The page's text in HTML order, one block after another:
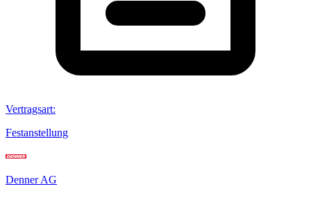
Vertragsart:
Festanstellung
Denner AG